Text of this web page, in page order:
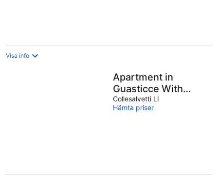
Visa info
Apartment in
Guasticce With
Shared Pool
Collesalvetti LI
Hämta priser